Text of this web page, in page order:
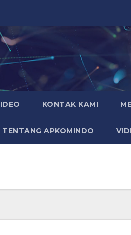
KONTAK KAMI
TENTANG APKOMINDO